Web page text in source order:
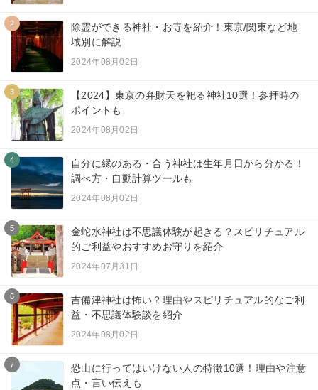
2
除霊ができる神社・お寺を紹介！東京/関東など地
域別に解説
2024年08月02日
3
【2024】東京の弁財天を祀る神社10選！参拝時の
ポイントも
2024年08月02日
4
自分に縁のある・合う神社は生年月日から分かる！
調べ方・自動計算ツールも
2024年08月02日
5
金蛇水神社は不思議体験が起きる？スピリチュアル
的ご利益やおすすめお守りを紹介
2024年07月31日
6
吉備津神社は怖い？理由やスピリチュアル的なご利
益・不思議体験談を紹介
2024年08月02日
7
恐山に行ってはいけない人の特徴10選！理由や注意
点・言い伝えも